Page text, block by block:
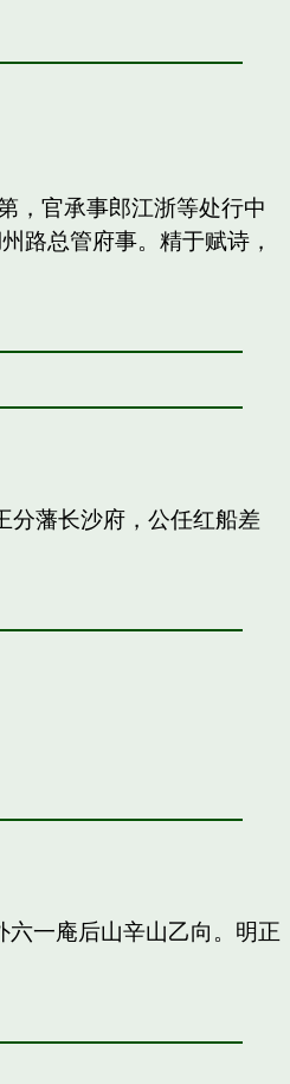
，官承事郎江浙等处行中
路总管府事。精于赋诗，
分藩长沙府，公任红船差
六一庵后山辛山乙向。明正